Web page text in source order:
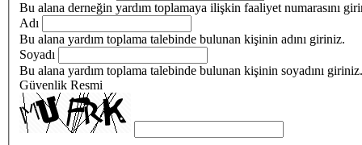
Bu alana derneğin yardım toplamaya ilişkin faaliyet numarasını
Adı
Bu alana yardım toplama talebinde bulunan kişinin adını giriniz.
Soyadı
Bu alana yardım toplama talebinde bulunan kişinin soyadını giriniz.
Güvenlik Resmi